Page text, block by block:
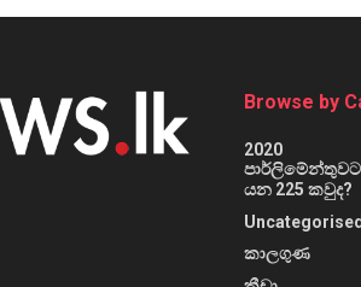
Browse by
2020
පාර්ලිමේන්තුවට
යන 225 කවුද?
Uncategorised
කාලගුණ